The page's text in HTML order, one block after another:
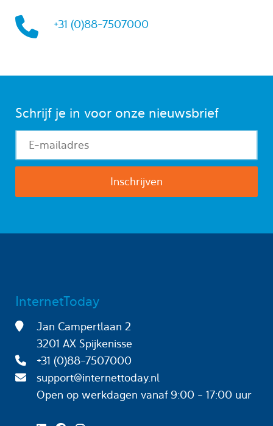
+31 (0)88-7507000
Schrijf je in voor onze nieuwsbrief
InternetToday
Jan Campertlaan 2
3201 AX Spijkenisse
+31 (0)88-7507000
support@internettoday.nl
Open op werkdagen
vanaf 9:00 - 17:00 uur